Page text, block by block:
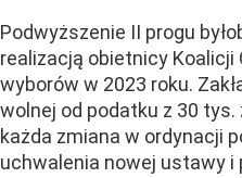
Podwyższenie II progu
realizacją obietnicy
wyborów w 2023 roku.
wolnej od podatku z 30 tys.
każda zmiana w ordynacji
uchwalenia nowej ustawy i